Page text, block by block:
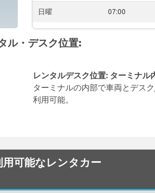
日曜 07:00
ル・デスク位置:
レンタルデスク位置: ターミナル
ターミナルの内部で車両とデス
利用可能。
可能なレンタカー